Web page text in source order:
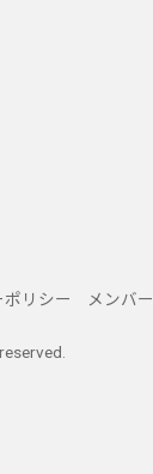
ポリシー メンバ